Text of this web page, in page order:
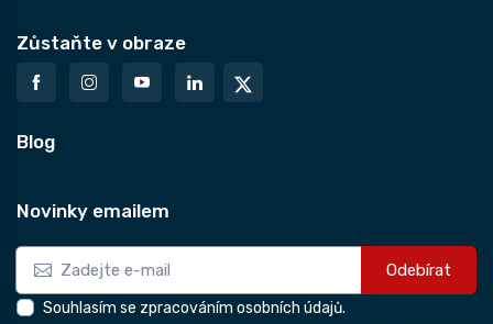
Zůstaňte v obraze
Blog
Novinky emailem
Odebírat
Souhlasím se zpracováním osobních údajů.